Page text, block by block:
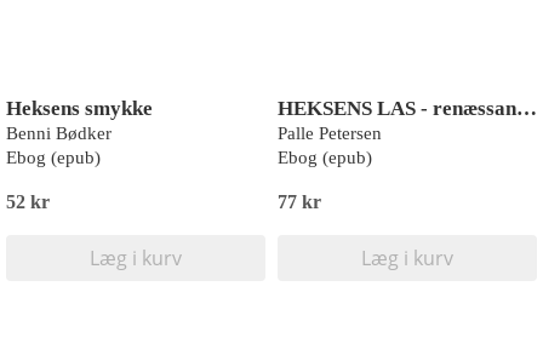
Heksens smykke
Benni Bødker
Ebog (epub)
52 kr
Læg i kurv
HEKSENS LAS - renæssancen
Palle Petersen
Ebog (epub)
77 kr
Læg i kurv